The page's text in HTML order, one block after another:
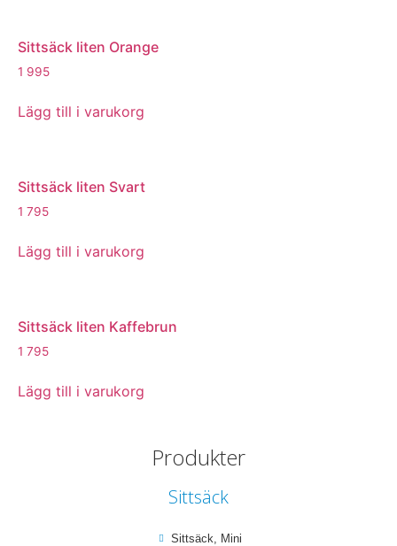
Produkter
Sittsäck
Sittsäck, Mini
Sittsäck liten Orange
1 995
Lägg till i varukorg
Sittsäck liten Svart
1 795
Lägg till i varukorg
Sittsäck liten Kaffebrun
1 795
Lägg till i varukorg